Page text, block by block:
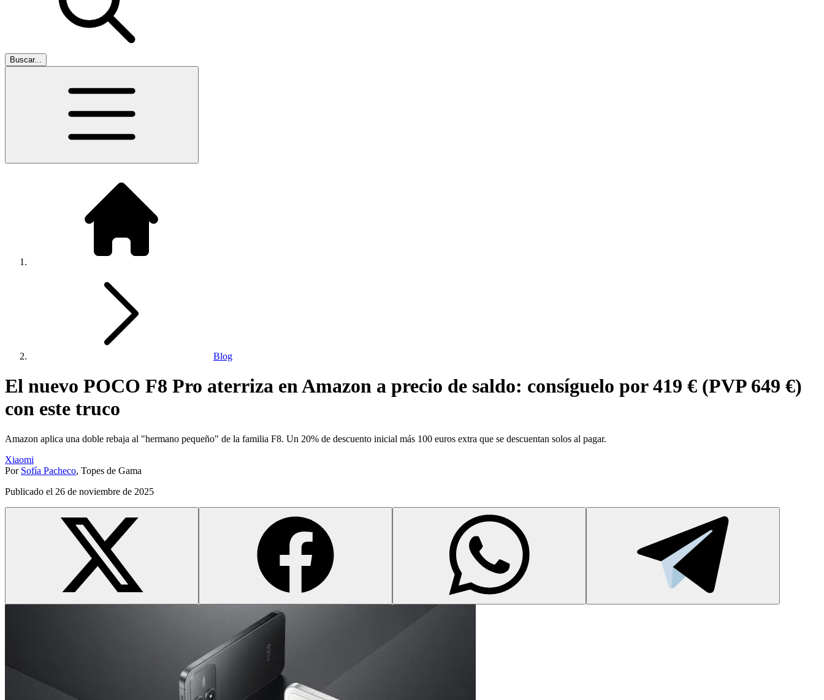
Buscar...
Blog
El nuevo POCO F8 Pro aterriza en Amazon a precio de saldo: consíguelo por 419 € (PVP 649 €)
con este truco
Amazon aplica una doble rebaja al "hermano pequeño" de la familia F8. Un 20% de descuento inicial más 100 euros extra que se descuentan solos al pagar.
Xiaomi
Por Sofía Pacheco, Topes de Gama
Publicado el 26 de noviembre de 2025